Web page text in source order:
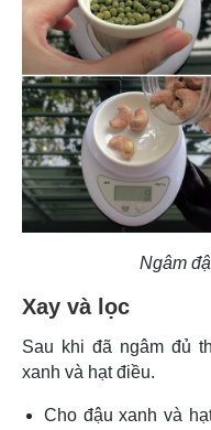
Ngâm
Xay và lọc
Sau khi đã ngâm đủ
xanh và hạt điều.
Cho đậu xanh và